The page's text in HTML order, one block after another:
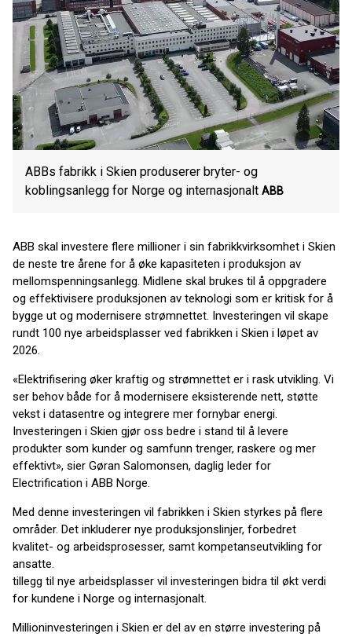
ABBs fabrikk i Skien produserer bryter- og
koblingsanlegg for Norge og internasjonalt ABB
ABB skal investere flere millioner i sin fabrikkvirksomhet i Skien
de neste tre årene for å øke kapasiteten i produksjon av
mellomspenningsanlegg. Midlene skal brukes til å oppgradere
og effektivisere produksjonen av teknologi som er kritisk for å
bygge ut og modernisere strømnettet. Investeringen vil skape
rundt 100 nye arbeidsplasser ved fabrikken i Skien i løpet av
2026.
«Elektrifisering øker kraftig og strømnettet er i rask utvikling. Vi
ser behov både for å modernisere eksisterende nett, støtte
vekst i datasentre og integrere mer fornybar energi.
Investeringen i Skien gjør oss bedre i stand til å levere
produkter som kunder og samfunn trenger, raskere og mer
effektivt», sier Gøran Salomonsen, daglig leder for
Electrification i ABB Norge.
Med denne investeringen vil fabrikken i Skien styrkes på flere
områder. Det inkluderer nye produksjonslinjer, forbedret
kvalitet- og arbeidsprosesser, samt kompetanseutvikling for
ansatte.
tillegg til nye arbeidsplasser vil investeringen bidra til økt verdi
for kundene i Norge og internasjonalt.
Millioninvesteringen i Skien er del av en større investering på